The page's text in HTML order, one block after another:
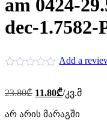
am 0424-
dec-1.7582-
Add a
23.80₾ Original
was:
11.80₾Current
price
is:
/კვ.მ
არ არის მარაგში